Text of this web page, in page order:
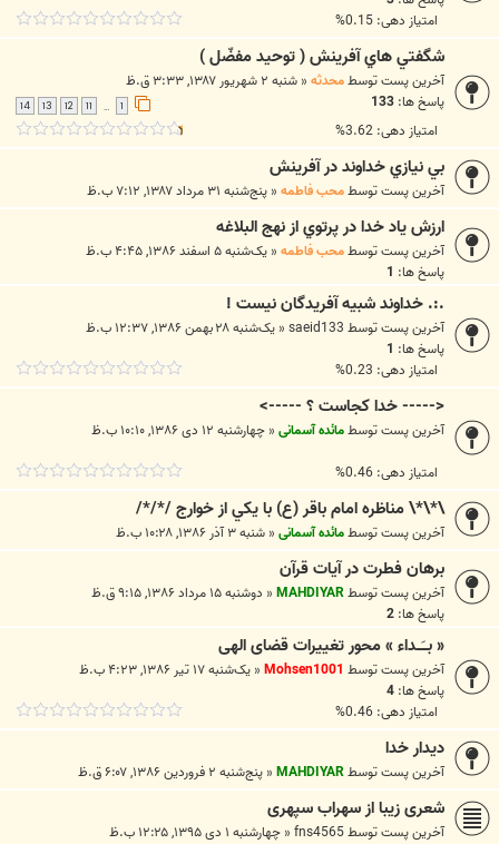
امتیاز دهی: 0.15%
شگفتي هاي آفرينش ( توحيد مفضّل )
آخرین پست توسطمحدثه« شنبه ۲ شهریور ۱۳۸۷, ۳:۳۳ ق.ظ
پاسخ ها: 133
…
11
12
13
14
امتیاز دهی: 3.62%
بي نيازي خداوند در آفرينش
آخرین پست توسطمحب فاطمه« پنج‌شنبه ۳۱ مرداد ۱۳۸۷, ۷:۱۲ ب.ظ
ارزش ياد خدا در پرتوي از نهج البلاغه
آخرین پست توسطمحب فاطمه« یک‌شنبه ۵ اسفند ۱۳۸۶, ۴:۴۵ ب.ظ
پاسخ ها: 1
.:. خداوند شبيه آفريدگان نيست !
آخرین پست توسطsaeid133
« یک‌شنبه ۲۸ بهمن ۱۳۸۶, ۱۲:۳۷ ب.ظ
پاسخ ها: 1
امتیاز دهی: 0.23%
<----- خدا کجاست ؟ ----->
آخرین پست توسطمائده آسمانی« چهارشنبه ۱۲ دی ۱۳۸۶, ۱۰:۱۰ ب.ظ
امتیاز دهی: 0.46%
\*\*\ مناظره امام باقر (ع) با يکي از خوارج /*/*/
آخرین پست توسطمائده آسمانی« شنبه ۳ آذر ۱۳۸۶, ۱۰:۲۸ ب.ظ
برهان فطرت در آيات قرآن
آخرین پست توسطMAHDIYAR
« دوشنبه ۱۵ مرداد ۱۳۸۶, ۹:۱۵ ق.ظ
پاسخ ها: 2
« بــَــداء » محور تغییرات قضای الهی
آخرین پست توسطMohsen1001
« یک‌شنبه ۱۷ تیر ۱۳۸۶, ۴:۲۳ ب.ظ
پاسخ ها: 4
امتیاز دهی: 0.46%
ديدار خدا
آخرین پست توسطMAHDIYAR
« پنج‌شنبه ۲ فروردین ۱۳۸۶, ۶:۰۷ ق.ظ
شعری زیبا از سهراب سپهری
آخرین پست توسطfns4565
« چهارشنبه ۱ دی ۱۳۹۵, ۱۲:۲۵ ب.ظ